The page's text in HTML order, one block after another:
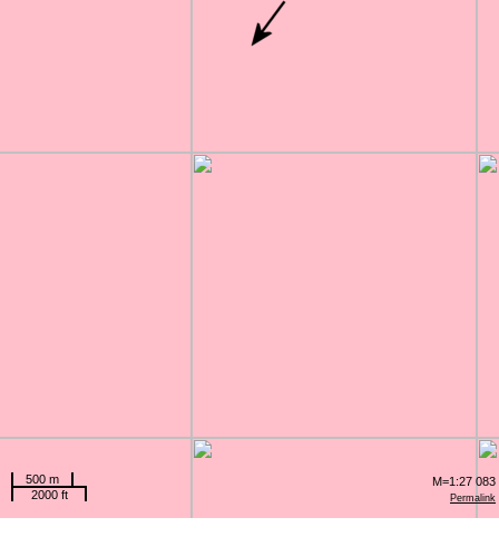
Permalink
500 m
2000 ft
M=1:27 083